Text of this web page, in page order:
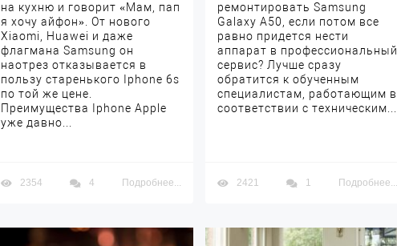
на кухню и говорит «Мам, пап
я хочу айфон». От нового
Xiaomi, Huawei и даже
флагмана Samsung он
наотрез отказывается в
пользу старенького Iphone 6s
по той же цене.
Преимущества Iphone Apple
уже давно...
2354 4 Подробнее...
ремонтировать Samsung
Galaxy А50, если потом все
равно придется нести
аппарат в профессиональный
сервис? Лучше сразу
обратится к обученным
специалистам, работающим в
соответствии с техническим...
2421 1 Подробнее...